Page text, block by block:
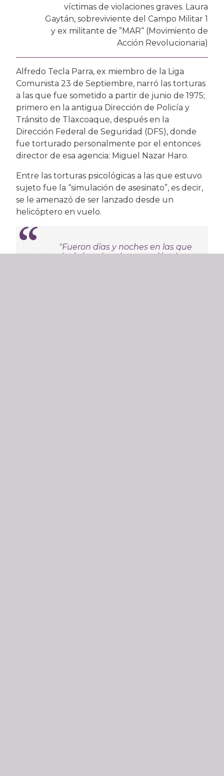
víctimas de violaciones graves. Laura
Gaytán, sobreviviente del Campo Militar 1
y ex militante de ”MAR“ (Movimiento de
Acción Revolucionaria)
Alfredo Tecla Parra, ex miembro de la Liga
Comunista 23 de Septiembre, narró las torturas
a las que fue sometido a partir de junio de 1975;
primero en la antigua Dirección de Policía y
Tránsito de Tlaxcoaque, después en la
Dirección Federal de Seguridad (DFS), donde
fue torturado personalmente por el entonces
director de esa agencia: Miguel Nazar Haro.
Entre las torturas psicológicas a las que estuvo
sujeto fue la “simulación de asesinato”, es decir,
se le amenazó de ser lanzado desde un
helicóptero en vuelo.
"Fueron días y noches en las que
padecíel pocito,choques eléctricos,